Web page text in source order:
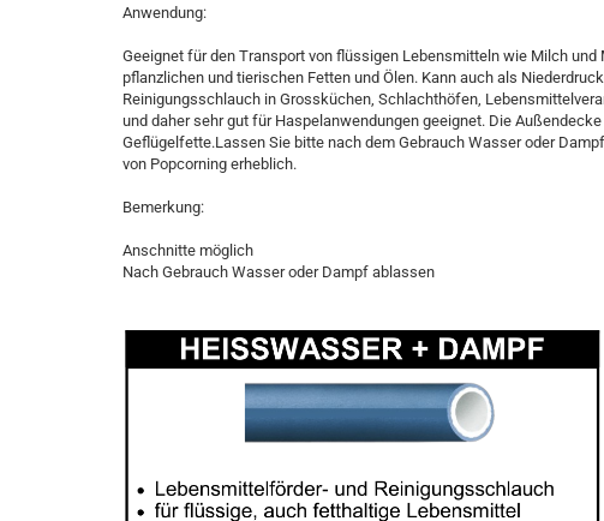
Anwendung:
Geeignet für den Transport von flüssigen Lebensmitteln wie Milch
pflanzlichen und tierischen Fetten und Ölen. Kann auch als
Reinigungsschlauch in Grossküchen, Schlachthöfen,
und daher sehr gut für Haspelanwendungen geeignet. Die
Geflügelfette.Lassen Sie bitte nach dem Gebrauch Wasser oder
von Popcorning erheblich.
Bemerkung:
Anschnitte möglich
Nach Gebrauch Wasser oder Dampf ablassen